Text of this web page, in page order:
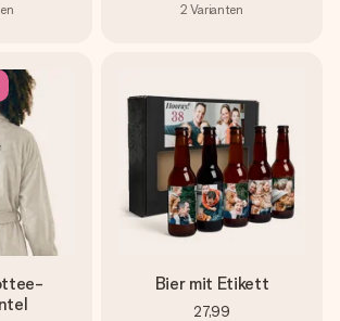
2 Varianten
Bier mit Etikett
27,99